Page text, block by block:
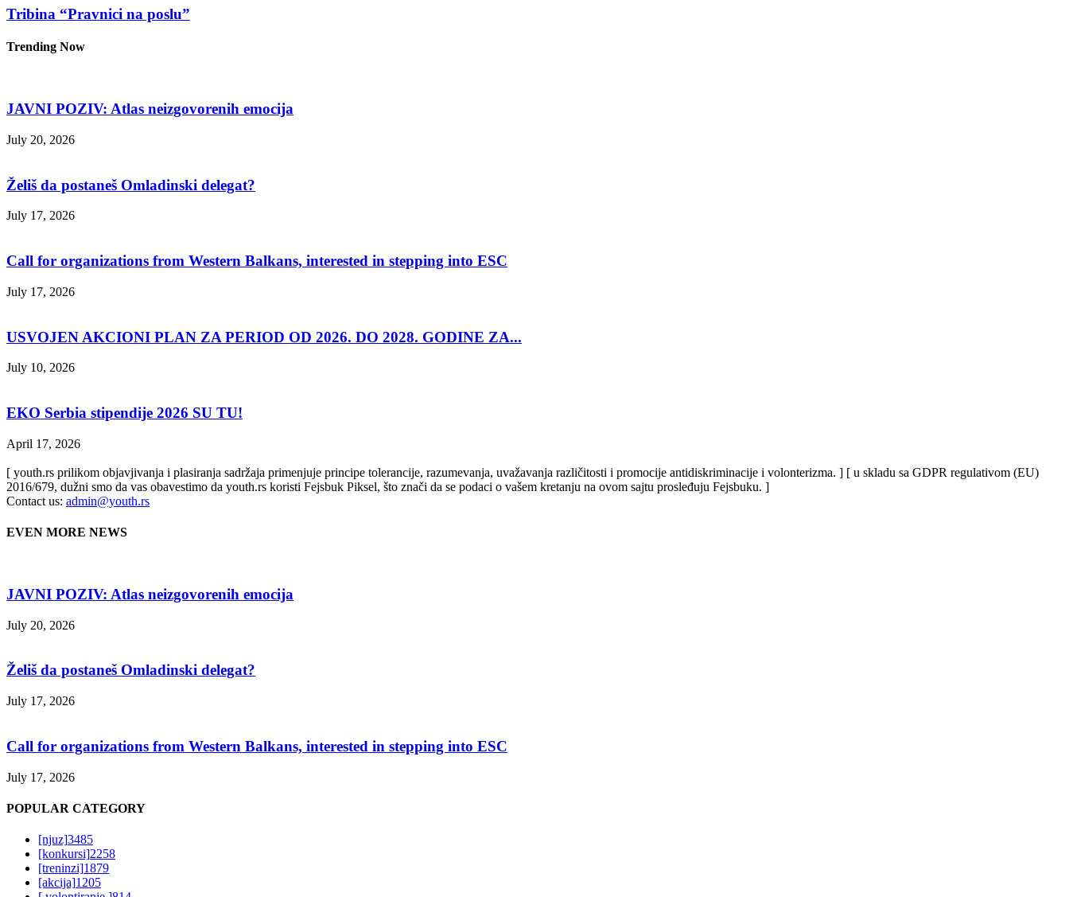
Tribina “Pravnici na poslu”
Trending Now
JAVNI POZIV: Atlas neizgovorenih emocija
July 20, 2026
Želiš da postaneš Omladinski delegat?
July 17, 2026
Call for organizations from Western Balkans, interested in stepping into ESC
July 17, 2026
USVOJEN AKCIONI PLAN ZA PERIOD OD 2026. DO 2028. GODINE ZA...
July 10, 2026
EKO Serbia stipendije 2026 SU TU!
April 17, 2026
[ youth.rs prilikom objavjivanja i plasiranja sadržaja primenjuje principe tolerancije, razumevanja, uvažavanja različitosti i promocije antidiskriminacije i volonterizma. ] [ u skladu sa GDPR regulativom (EU)
2016/679, dužni smo da vas obavestimo da youth.rs koristi Fejsbuk Piksel, što znači da se podaci o vašem kretanju na ovom sajtu prosleđuju Fejsbuku. ]
Contact us: admin@youth.rs
EVEN MORE NEWS
JAVNI POZIV: Atlas neizgovorenih emocija
July 20, 2026
Želiš da postaneš Omladinski delegat?
July 17, 2026
Call for organizations from Western Balkans, interested in stepping into ESC
July 17, 2026
POPULAR CATEGORY
[njuz]3485
[konkursi]2258
[treninzi]1879
[akcija]1205